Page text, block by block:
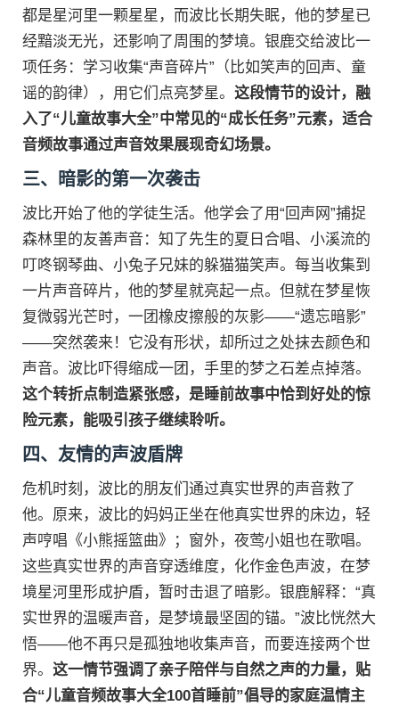
都是星河里一颗星星，而波比长期失眠，他的梦星已
经黯淡无光，还影响了周围的梦境。银鹿交给波比一
项任务：学习收集“声音碎片”（比如笑声的回声、童
谣的韵律），用它们点亮梦星。 这段情节的设计，融
入了“儿童故事大全”中常见的“成长任务”元素，适合
音频故事通过声音效果展现奇幻场景。
三、暗影的第一次袭击
波比开始了他的学徒生活。他学会了用“回声网”捕捉
森林里的友善声音：知了先生的夏日合唱、小溪流的
叮咚钢琴曲、小兔子兄妹的躲猫猫笑声。每当收集到
一片声音碎片，他的梦星就亮起一点。但就在梦星恢
复微弱光芒时，一团橡皮擦般的灰影——“遗忘暗影”
——突然袭来！它没有形状，却所过之处抹去颜色和
声音。波比吓得缩成一团，手里的梦之石差点掉落。
这个转折点制造紧张感，是睡前故事中恰到好处的惊
险元素，能吸引孩子继续聆听。
四、友情的声波盾牌
危机时刻，波比的朋友们通过真实世界的声音救了
他。原来，波比的妈妈正坐在他真实世界的床边，轻
声哼唱《小熊摇篮曲》；窗外，夜莺小姐也在歌唱。
这些真实世界的声音穿透维度，化作金色声波，在梦
境星河里形成护盾，暂时击退了暗影。银鹿解释：“真
实世界的温暖声音，是梦境最坚固的锚。”波比恍然大
悟——他不再只是孤独地收集声音，而要连接两个世
界。 这一情节强调了亲子陪伴与自然之声的力量，贴
合“儿童音频故事大全100首睡前”倡导的家庭温情主